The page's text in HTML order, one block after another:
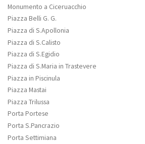
Monumento a Ciceruacchio
Piazza Belli G. G.
Piazza di S.Apollonia
Piazza di S.Calisto
Piazza di S.Egidio
Piazza di S.Maria in Trastevere
Piazza in Piscinula
Piazza Mastai
Piazza Trilussa
Porta Portese
Porta S.Pancrazio
Porta Settimiana